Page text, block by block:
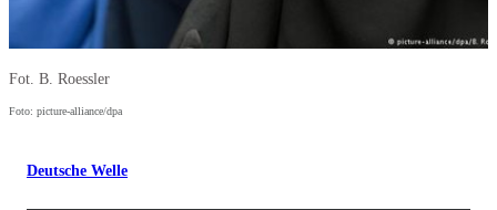
Fot. B. Roessler
Foto: picture-alliance/dpa
Deutsche Welle